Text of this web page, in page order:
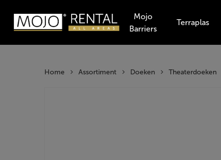
main
content
Mojo
Barriers
Terraplas
Home Assortiment Doeken Theaterdoeken